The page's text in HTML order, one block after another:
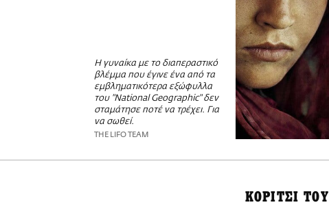
Η γυναίκα με το διαπεραστικό
βλέμμα που έγινε ένα από τα
εμβληματικότερα εξώφυλλα
του "National Geographic" δεν
σταμάτησε ποτέ να τρέχει. Για
να σωθεί.
THE LIFO TEAM
ΚΟΡΙΤΣΙ